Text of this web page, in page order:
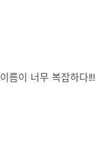
름이 너무 복잡하다!!!